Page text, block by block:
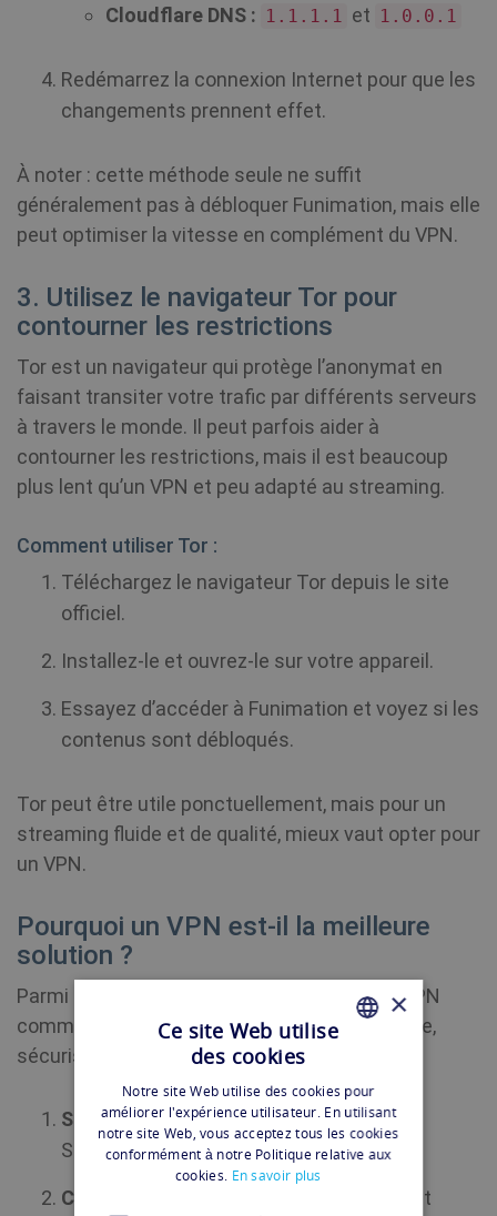
Cloudflare DNS : 1.1.1.1 et 1.0.0.1
Redémarrez la connexion Internet pour que les
changements prennent effet.
À noter : cette méthode seule ne suffit
généralement pas à débloquer Funimation, mais elle
peut optimiser la vitesse en complément du VPN.
3. Utilisez le navigateur Tor pour
contourner les restrictions
Tor est un navigateur qui protège l’anonymat en
faisant transiter votre trafic par différents serveurs
à travers le monde. Il peut parfois aider à
contourner les restrictions, mais il est beaucoup
plus lent qu’un VPN et peu adapté au streaming.
Comment utiliser Tor :
Téléchargez le navigateur Tor depuis le site
officiel.
Installez-le et ouvrez-le sur votre appareil.
Essayez d’accéder à Funimation et voyez si les
contenus sont débloqués.
Tor peut être utile ponctuellement, mais pour un
streaming fluide et de qualité, mieux vaut opter pour
un VPN.
Pourquoi un VPN est-il la meilleure
solution ?
Parmi toutes les méthodes disponibles, un VPN
comme Shellfire reste la solution la plus rapide,
sécurisée et fiable :
Streaming fluide :Contrairement à Tor,
Shellfire VPN est optimisé pour la vidéo.
Chiffrement complet :
Vos données sont
FRENCH
×
Ce site Web utilise
des cookies
Notre site Web utilise des cookies pour
améliorer l'expérience utilisateur. En utilisant
notre site Web, vous acceptez tous les cookies
conformément à notre Politique relative aux
cookies. En savoir plus